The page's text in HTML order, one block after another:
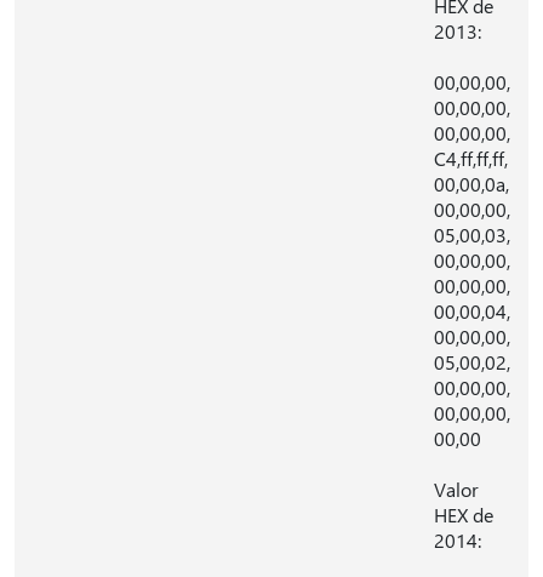
HEX de
2013:
00,00,00,
00,00,00,
00,00,00,
C4,ff,ff,ff,
00,00,0a,
00,00,00,
05,00,03,
00,00,00,
00,00,00,
00,00,04,
00,00,00,
05,00,02,
00,00,00,
00,00,00,
00,00
Valor
HEX de
2014: